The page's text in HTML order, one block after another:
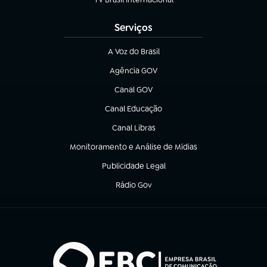
(abre em nova aba)
Serviços
A Voz do Brasil
(abre em nova aba)
Agência GOV
(abre em nova aba)
Canal GOV
(abre em nova aba)
Canal Educação
(abre em nova aba)
Canal Libras
(abre em nova aba)
Monitoramento e Análise de Mídias
(abre em nova aba)
Publicidade Legal
(abre em nova aba)
Rádio Gov
(abre em nova aba)